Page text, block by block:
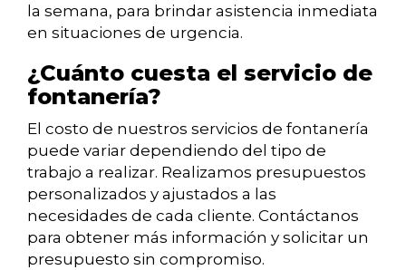
la semana, para brindar asistencia inmediata
en situaciones de urgencia.
¿Cuánto cuesta el servicio de
fontanería?
El costo de nuestros servicios de fontanería
puede variar dependiendo del tipo de
trabajo a realizar. Realizamos presupuestos
personalizados y ajustados a las
necesidades de cada cliente. Contáctanos
para obtener más información y solicitar un
presupuesto sin compromiso.